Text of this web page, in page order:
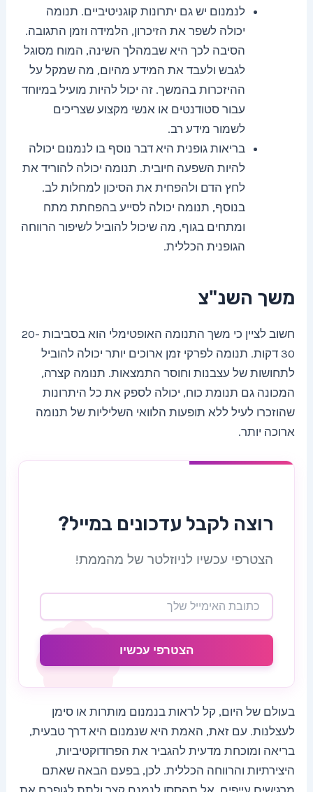
לנמנום יש גם יתרונות קוגניטיביים. תנומה
יכולה לשפר את הזיכרון, הלמידה וזמן התגובה.
הסיבה לכך היא שבמהלך השינה, המוח מסוגל
לגבש ולעבד את המידע מהיום, מה שמקל על
ההיזכרות בהמשך. זה יכול להיות מועיל במיוחד
עבור סטודנטים או אנשי מקצוע שצריכים
לשמור מידע רב.
בריאות גופנית היא דבר נוסף בו לנמנום יכולה
להיות השפעה חיובית. תנומה יכולה להוריד את
לחץ הדם ולהפחית את הסיכון למחלות לב.
בנוסף, תנומה יכולה לסייע בהפחתת מתח
ומתחים בגוף, מה שיכול להוביל לשיפור הרווחה
הגופנית הכללית.
משך השנ"צ
חשוב לציין כי משך התנומה האופטימלי הוא בסביבות 20-
30 דקות. תנומה לפרקי זמן ארוכים יותר יכולה להוביל
לתחושות של עצבנות וחוסר התמצאות. תנומה קצרה,
המכונה גם תנומת כוח, יכולה לספק את כל היתרונות
שהוזכרו לעיל ללא תופעות הלוואי השליליות של תנומה
ארוכה יותר.
רוצה לקבל עדכונים במייל?
הצטרפי עכשיו לניוזלטר של מהממת!
הצטרפי עכשיו
בעולם של היום, קל לראות בנמנום מותרות או סימן
לעצלנות. עם זאת, האמת היא שנמנום היא דרך טבעית,
בריאה ומוכחת מדעית להגביר את הפרודוקטיביות,
היצירתיות והרווחה הכללית. לכן, בפעם הבאה שאתם